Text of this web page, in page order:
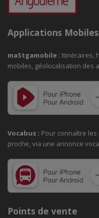
Applications Mobiles
maStgamobile : Itinéraires,
mobiles, géolocalisation des
Vocabus : Pour connaître
proche, via une annonce
Points de vente